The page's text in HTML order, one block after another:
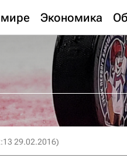
Экономика
29.02.2016)